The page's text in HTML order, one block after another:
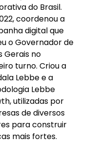
do Brasil.
coordenou a
digital que
o Governador de
Gerais no
turno. Criou a
Lebbe e a
Lebbe
utilizadas por
de diversos
para construir
mais fortes.